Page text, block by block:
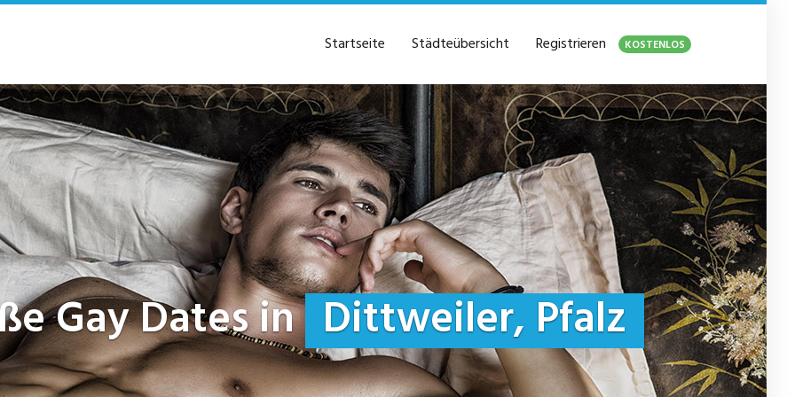
Startseite Städteübersicht Registrieren KOSTENLOS
Gay Dates in Dittweiler, Pfalz